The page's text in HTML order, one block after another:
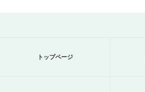
トップページ